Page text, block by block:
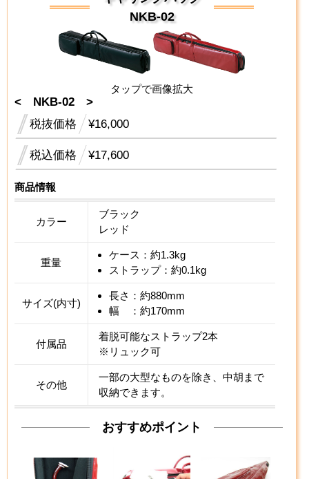
NKB-02
タップで画像拡大
< NKB-02 >
税抜価格
¥16,000
税込価格 ¥17,600
商品情報
カラー
ブラック
レッド
重量
ケース：約1.3kg
ストラップ：約0.1kg
サイズ(内寸)
長さ：約880mm
幅 ：約170mm
付属品
着脱可能なストラップ2本
※リュック可
その他
一部の大型なものを除き、中胡まで
収納できます。
おすすめポイント